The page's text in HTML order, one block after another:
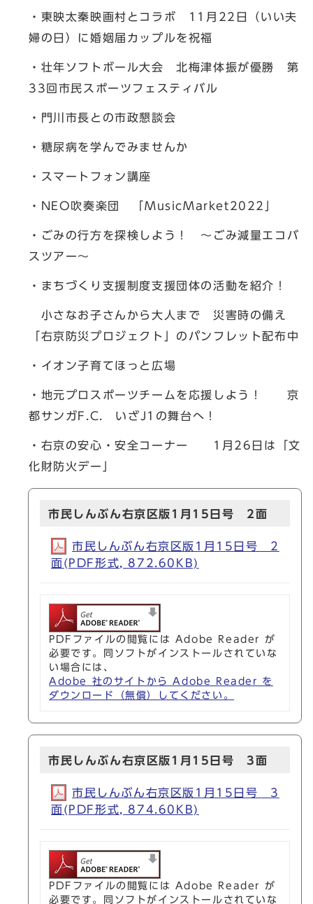
・東映太秦映画村とコラボ 11月22日（いい夫
婦の日）に婚姻届カップルを祝福
・壮年ソフトボール大会 北梅津体振が優勝 第
33回市民スポーツフェスティバル
・門川市長との市政懇談会
・糖尿病を学んでみませんか
・スマートフォン講座
・NEO吹奏楽団 「MusicMarket2022」
・ごみの行方を探検しよう！ ～ごみ減量エコバ
スツアー～
・まちづくり支援制度支援団体の活動を紹介！
小さなお子さんから大人まで 災害時の備え
「右京防災プロジェクト」のパンフレット配布中
・イオン子育てほっと広場
・地元プロスポーツチームを応援しよう！ 京
都サンガF.C. いざJ1の舞台へ！
・右京の安心・安全コーナー 1月26日は「文
化財防火デー」
市民しんぶん右京区版1月15日号 2面
市民しんぶん右京区版1月15日号 2
面(PDF形式, 872.60KB)
PDFファイルの閲覧には Adobe Reader が
必要です。同ソフトがインストールされていな
い場合には、
Adobe 社のサイトから Adobe Reader を
ダウンロード（無償）してください。
市民しんぶん右京区版1月15日号 3面
市民しんぶん右京区版1月15日号 3
面(PDF形式, 874.60KB)
PDFファイルの閲覧には Adobe Reader が
必要です。同ソフトがインストールされていな